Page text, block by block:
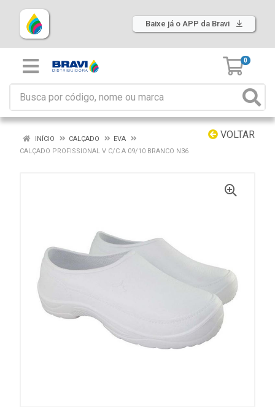
Baixe já o APP da Bravi
0
VOLTAR
INÍCIO CALÇADO
EVA
CALÇADO PROFISSIONAL V C/C A 09/10 BRANCO N36